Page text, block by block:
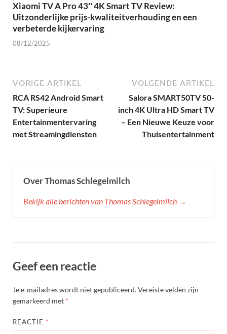
Xiaomi TV A Pro 43″ 4K Smart TV Review:
Uitzonderlijke prijs-kwaliteitverhouding en een
verbeterde kijkervaring
08/12/2025
VORIGE ARTIKEL
RCA RS42 Android Smart
TV: Superieure
Entertainmentervaring
met Streamingdiensten
VOLGENDE ARTIKEL
Salora SMART50TV 50-
inch 4K Ultra HD Smart TV
– Een Nieuwe Keuze voor
Thuisentertainment
Over Thomas Schlegelmilch
Bekijk alle berichten van Thomas Schlegelmilch →
Geef een reactie
Je e-mailadres wordt niet gepubliceerd.Vereiste velden zijn
gemarkeerd met *
REACTIE *